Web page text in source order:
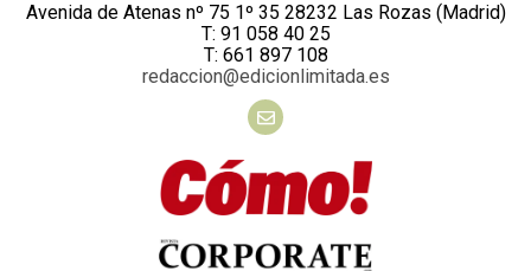
Avenida de Atenas nº 75 1º 35 28232 Las Rozas (Madrid)
T: 91 058 40 25
T: 661 897 108
redaccion@edicionlimitada.es